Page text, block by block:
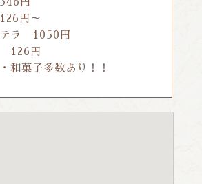
円～
テラ 1050円
126円
和菓子多数あり！！